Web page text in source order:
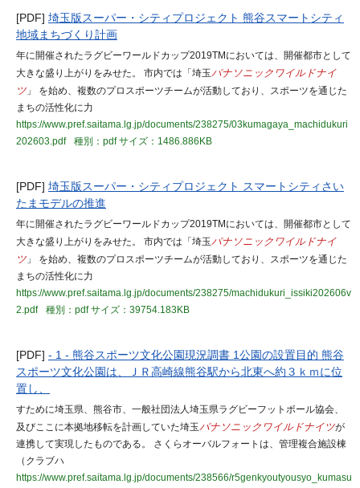
[PDF] 埼玉版スーパー・シティプロジェクト 熊谷スマートシティ
地域まちづくり計画
年に開催されたラグビーワールドカップ2019TMにおいては、開催都市として
大きな盛り上がりをみせた。 市内では「埼玉パナソニックワイルドナイ
ツ 」 を始め、複数のプロスポーツチームが活動しており、スポーツを通じた
まちの活性化に力
https://www.pref.saitama.lg.jp/documents/238275/03kumagaya_machidukuri
202603.pdf
種別：pdfサイズ：1486.886KB
[PDF] 埼玉版スーパー・シティプロジェクト スマートシティさい
たまモデルの推進
年に開催されたラグビーワールドカップ2019TMにおいては、開催都市として
大きな盛り上がりをみせた。 市内では「埼玉パナソニックワイルドナイ
ツ 」 を始め、複数のプロスポーツチームが活動しており、スポーツを通じた
まちの活性化に力
https://www.pref.saitama.lg.jp/documents/238275/machidukuri_issiki202606v
2.pdf
種別：pdfサイズ：39754.183KB
[PDF] - 1 - 熊谷スポーツ文化公園現況調書 1公園の設置目的 熊谷
スポーツ文化公園は、ＪＲ高崎線熊谷駅から北東へ約３ｋｍに位
置し、
すために埼玉県、熊谷市、一般社団法人埼玉県ラグビーフットボール協会、
及びここに本拠地移転を計画していた埼玉パナソニックワイルドナイツが
連携して実現したものである。 さくらオーバルフォートは、管理複合施設棟
（クラブハ
https://www.pref.saitama.lg.jp/documents/238566/r5genkyoutyousyo_kumasu